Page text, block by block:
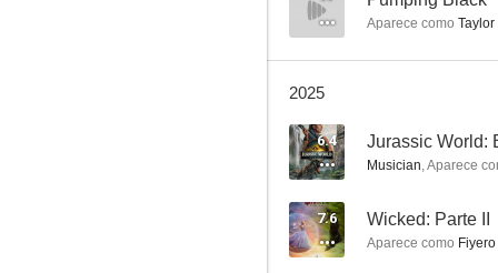
Cazadores de leyendas
10
Aparece como Taylor
2025
6.4 Jurassic World:
Musician,Aparece
7.6 Wicked: Parte II
Aparece como Fiyero